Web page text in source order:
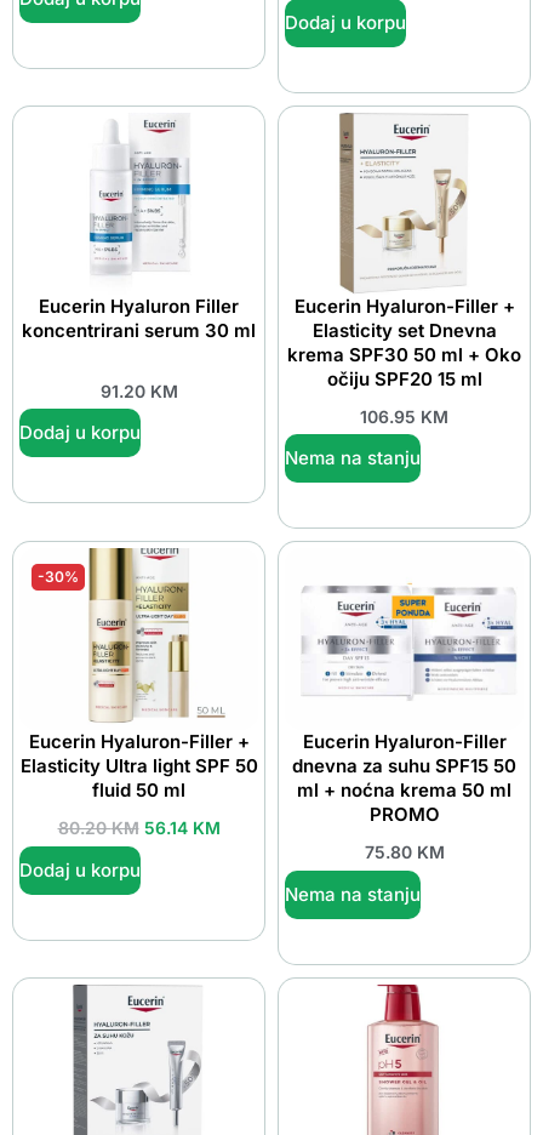
Dodaj u korpu
Eucerin Hyaluron Filler
koncentrirani serum 30 ml
91.20 KM
Dodaj u korpu
Eucerin Hyaluron-Filler +
Elasticity set Dnevna
krema SPF30 50 ml + Oko
očiju SPF20 15 ml
106.95 KM
Nema na stanju
-30%
Eucerin Hyaluron-Filler +
Elasticity Ultra light SPF 50
fluid 50 ml
80.20KM 56.14 KM
Dodaj u korpu
Eucerin Hyaluron-Filler
dnevna za suhu SPF15 50
ml + noćna krema 50 ml
PROMO
75.80 KM
Nema na stanju